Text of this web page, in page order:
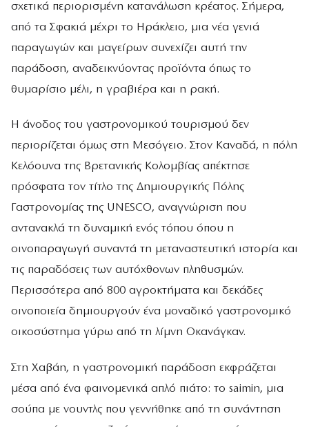
σχετικά περιορισμένη κατανάλωση κρέατος. Σήμερα,
από τα Σφακιά μέχρι το Ηράκλειο, μια νέα γενιά
παραγωγών και μαγείρων συνεχίζει αυτή την
παράδοση, αναδεικνύοντας προϊόντα όπως το
θυμαρίσιο μέλι, η γραβιέρα και η ρακή.
Η άνοδος του γαστρονομικού τουρισμού δεν
περιορίζεται όμως στη Μεσόγειο. Στον Καναδά, η πόλη
Κελόουνα της Βρετανικής Κολομβίας απέκτησε
πρόσφατα τον τίτλο της Δημιουργικής Πόλης
Γαστρονομίας της UNESCO, αναγνώριση που
αντανακλά τη δυναμική ενός τόπου όπου η
οινοπαραγωγή συναντά τη μεταναστευτική ιστορία και
τις παραδόσεις των αυτόχθονων πληθυσμών.
Περισσότερα από 800 αγροκτήματα και δεκάδες
οινοποιεία δημιουργούν ένα μοναδικό γαστρονομικό
οικοσύστημα γύρω από τη λίμνη Οκανάγκαν.
Στη Χαβάη, η γαστρονομική παράδοση εκφράζεται
μέσα από ένα φαινομενικά απλό πιάτο: το saimin, μια
σούπα με νουντλς που γεννήθηκε από τη συνάντηση